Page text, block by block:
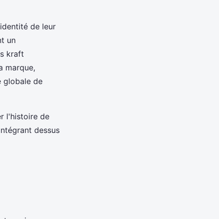
de leur
un
kraft
marque,
globale de
l'histoire de
dessus